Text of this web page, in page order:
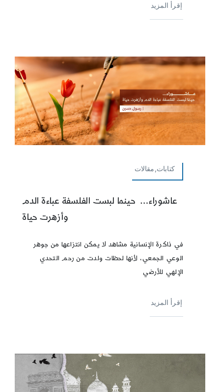
إقرأ المزيد
كتابات,مقالات
عاشوراء… حينما لبست الفلسفة عباءة الدم
وأزهرت حياة
في ذاكرة الإنسانية مشاهد لا يمكن انتزاعها من جوهر
الوعي الجمعي، لأنها لحظات ولدت من رحم التحدي
الإلهي للأرضي
إقرأ المزيد